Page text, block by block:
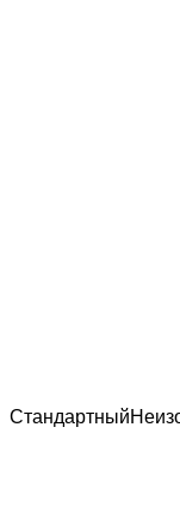
Стандартный